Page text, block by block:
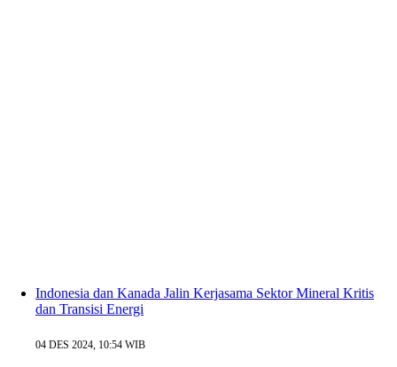
Indonesia dan Kanada Jalin Kerjasama Sektor Mineral Kritis
dan Transisi Energi
04 DES 2024, 10:54 WIB